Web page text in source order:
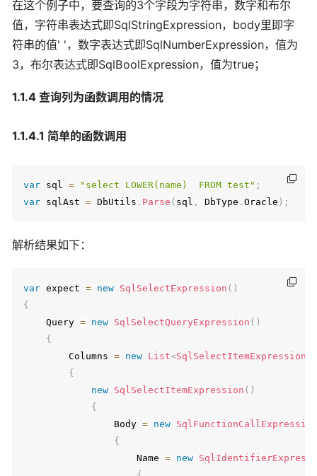
在这个例子中，要查询的3个字段为字符串，数字和布尔
值，字符串表达式即SqlStringExpression，body里即字
符串的值' '，数字表达式即SqlNumberExpression，值为
3，布尔表达式即SqlBoolExpression，值为true；
1.1.4 查询列为函数调用的情况
1.1.4.1 简单的函数调用
var sql = "select LOWER(name)  FROM test" ;
var sqlAst = DbUtils . Parse ( sql , DbType .Oracle ) ;
解析结果如下：
var expect = new SqlSelectExpression ( )
{
    Query
= new SqlSelectQueryExpression ( )
{
        Columns
= new List<SqlSelectItemExpression
{
new SqlSelectItemExpression ( )
{
                Body
= new
{
                    Name
= new